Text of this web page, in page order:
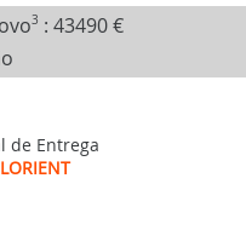
3 : 43490 €
de Entrega